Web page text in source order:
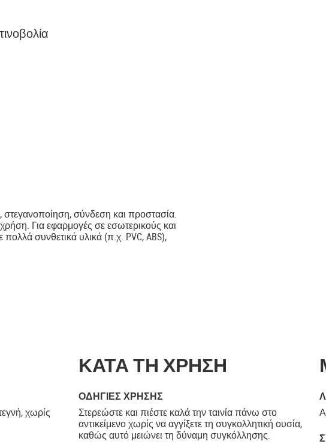
σύνδεση και προστασία.
Για εφαρμογές σε εσωτερικούς και
συνθετικά υλικά (π.χ. PVC, ABS),
χωρίς
ΚΑΤΑ ΤΗ ΧΡΗΣΗ
ΟΔΗΓΊΕΣ ΧΡΉΣΗΣ
Στερεώστε και πιέστε καλά την ταινία πάνω στο
αντικείμενο χωρίς να αγγίξετε τη συγκολλητική ουσία,
καθώς αυτό μειώνει τη δύναμη συγκόλλησης.